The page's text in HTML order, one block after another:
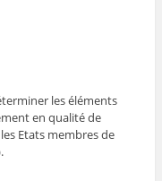
les éléments
en qualité de
Etats membres de